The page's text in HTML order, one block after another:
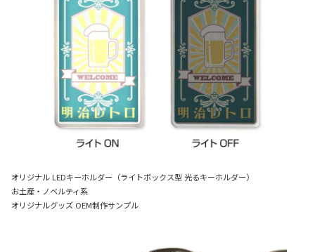
オリジナル LEDキーホルダー（ライトボックス型 光るキーホルダー）
お土産・ノベルティ系
オリジナルグッズ OEM制作サンプル